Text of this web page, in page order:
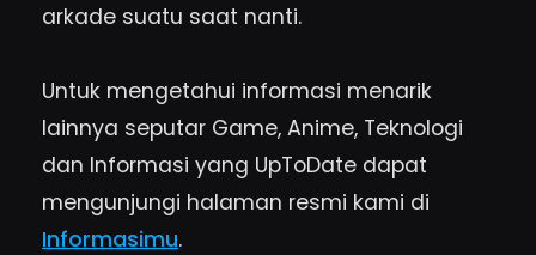
arkade suatu saat nanti.
Untuk mengetahui informasi menarik
lainnya seputar Game, Anime, Teknologi
dan Informasi yang UpToDate dapat
mengunjungi halaman resmi kami di
Informasimu.